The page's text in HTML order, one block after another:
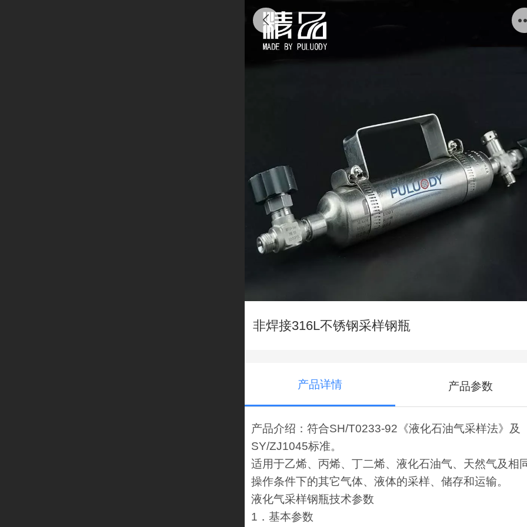
非焊接316L不锈钢采样钢瓶
产品详情 产品参数
产品介绍：符合SH/T0233-92《液化石油气采样法》及
SY/ZJ1045标准。
适用于乙烯、丙烯、丁二烯、液化石油气、天然气及相
操作条件下的其它气体、液体的采样、储存和运输。
液化气采样钢瓶技术参数
1．基本参数